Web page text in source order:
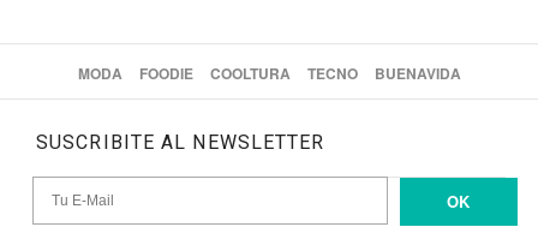
MODA FOODIE COOLTURA TECNO BUENAVIDA
SUSCRIBITE AL NEWSLETTER
OK